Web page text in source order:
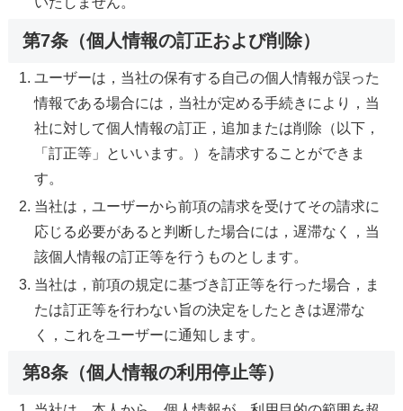
第7条（個人情報の訂正および削除）
ユーザーは，当社の保有する自己の個人情報が誤った
情報である場合には，当社が定める手続きにより，当
社に対して個人情報の訂正，追加または削除（以下，
「訂正等」といいます。）を請求することができま
す。
当社は，ユーザーから前項の請求を受けてその請求に
応じる必要があると判断した場合には，遅滞なく，当
該個人情報の訂正等を行うものとします。
当社は，前項の規定に基づき訂正等を行った場合，ま
たは訂正等を行わない旨の決定をしたときは遅滞な
く，これをユーザーに通知します。
第8条（個人情報の利用停止等）